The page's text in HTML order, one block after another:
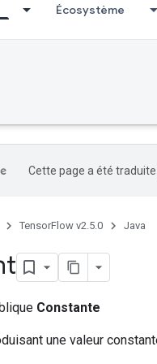
Écosystème
Cette page a été traduite
TensorFlow v2.5.0 Java
Constante
une valeur